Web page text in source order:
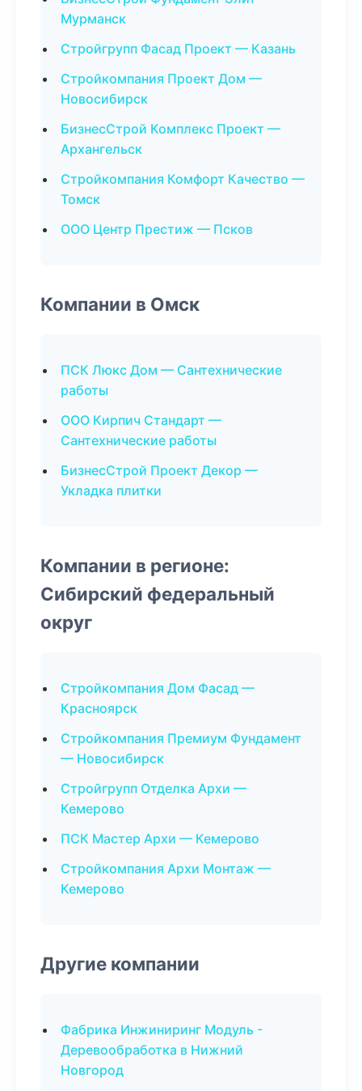
Мурманск
Стройгрупп Фасад Проект — Казань
Стройкомпания Проект Дом —
Новосибирск
БизнесСтрой Комплекс Проект —
Архангельск
Стройкомпания Комфорт Качество —
Томск
ООО Центр Престиж — Псков
Компании в Омск
ПСК Люкс Дом — Сантехнические
работы
ООО Кирпич Стандарт —
Сантехнические работы
БизнесСтрой Проект Декор —
Укладка плитки
Компании в регионе:
Сибирский федеральный
округ
Стройкомпания Дом Фасад —
Красноярск
Стройкомпания Премиум Фундамент
— Новосибирск
Стройгрупп Отделка Архи —
Кемерово
ПСК Мастер Архи — Кемерово
Стройкомпания Архи Монтаж —
Кемерово
Другие компании
Фабрика Инжиниринг Модуль -
Деревообработка в Нижний
Новгород